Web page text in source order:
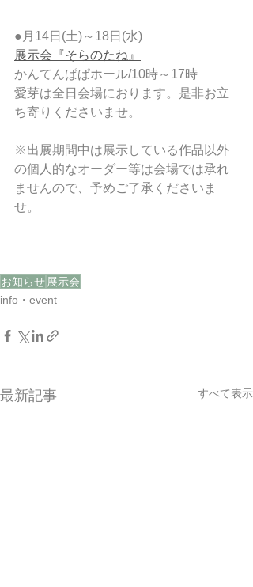
●月14日(土)～18日(水)
展示会『そらのたね』
かんてんぱぱホール/10時～17時
愛芽は全日会場におります。是非お立
ち寄りくださいませ。
※出展期間中は展示している作品以外
の個人的なオーダー等は会場では承れ
ませんので、予めご了承くださいま
せ。
お知らせ展示会
info・event
最新記事 すべて表示